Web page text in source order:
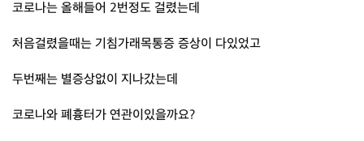
코로나는 올해들어 2번정도 걸렸는데
처음걸렸을때는 기침가래목통증 증상이 다있었고
두번째는 별증상없이 지나갔는데
코로나와 폐흉터가 연관이있을까요?